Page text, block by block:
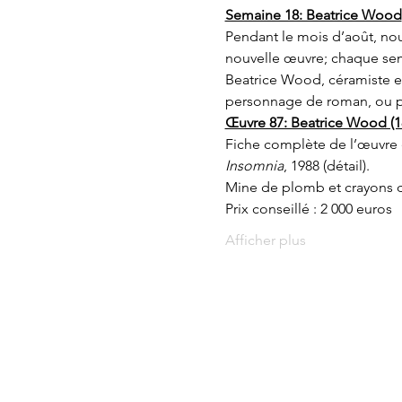
Semaine 18: Beatrice Wood
Pendant le mois d’août,
nouvelle œuvre; chaque
Beatrice Wood, céramiste
personnage de roman, ou
Œuvre 87: Beatrice Wood
Fiche complète de
Insomnia, 1988 (détail).
Mine de plomb et crayons
Prix conseillé : 2 000 euros
Afficher plus